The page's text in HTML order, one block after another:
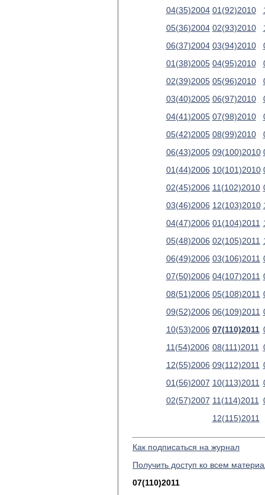
04(35)2004
05(36)2004
06(37)2004
01(38)2005
02(39)2005
03(40)2005
04(41)2005
05(42)2005
06(43)2005
01(44)2006
02(45)2006
03(46)2006
04(47)2006
05(48)2006
06(49)2006
07(50)2006
08(51)2006
09(52)2006
10(53)2006
11(54)2006
12(55)2006
01(56)2007
02(57)2007
01(92)2010
02(93)2010
03(94)2010
04(95)2010
05(96)2010
06(97)2010
07(98)2010
08(99)2010
09(100)2010
10(101)2010
11(102)2010
12(103)2010
01(104)2011
02(105)2011
03(106)2011
04(107)2011
05(108)2011
06(109)2011
07(110)2011
08(111)2011
09(112)2011
10(113)2011
11(114)2011
12(115)2011
Как подписаться на журнал
Получить доступ ко всем
07(110)2011